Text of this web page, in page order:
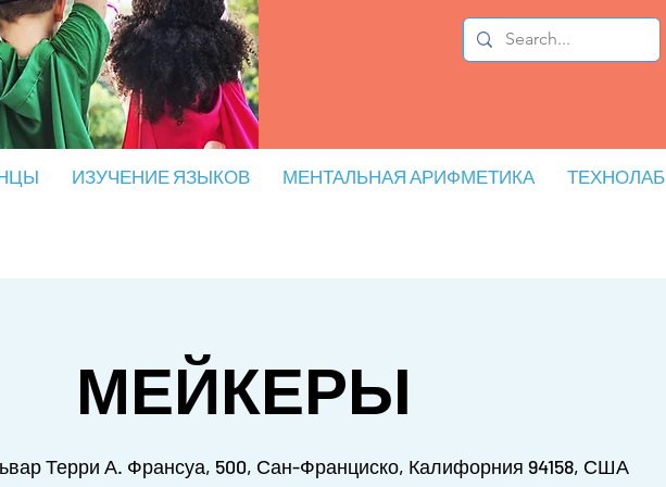
ИЗУЧЕНИЕ ЯЗЫКОВ МЕНТАЛЬНАЯ АРИФМЕТИКА ТЕХНОЛАБ
МЕЙКЕРЫ
Терри А. Франсуа, 500, Сан-Франциско, Калифорния 94158, США